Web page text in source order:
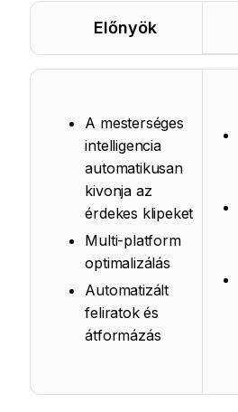
Előnyök
A mesterséges
intelligencia
automatikusan
kivonja az
érdekes klipeket
Multi-platform
optimalizálás
Automatizált
feliratok és
átformázás